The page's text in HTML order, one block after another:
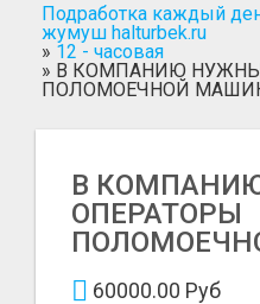
Поиск
Подработка каждый
жумуш halturbek.ru
» 12 - часовая
» В КОМПАНИЮ
ПОЛОМОЕЧНОЙ
В
ОПЕРАТОРЫ
60000.00 Руб